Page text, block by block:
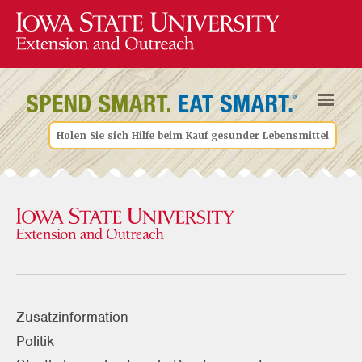
Holen Sie sich Hilfe beim Kauf gesunder Lebensmittel
Zusatzinformation
Politik